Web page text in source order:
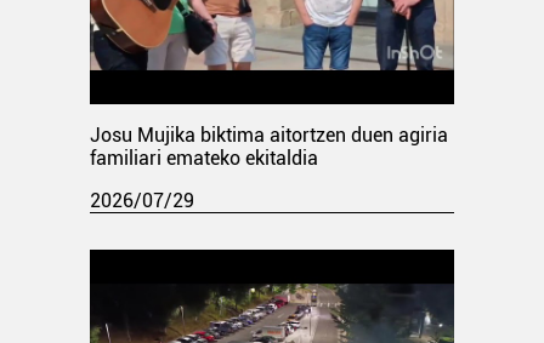
Josu Mujika biktima aitortzen duen agiria
familiari emateko ekitaldia
2026/07/29